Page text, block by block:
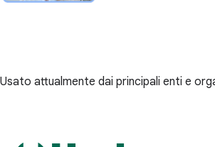
Usato attualmente dai principali enti e